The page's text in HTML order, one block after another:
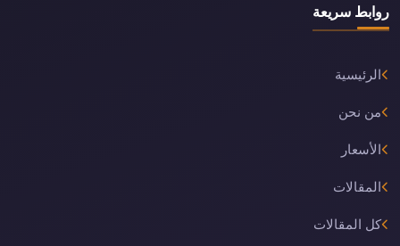
روابط سريعة
الرئيسية
من نحن
الأسعار
المقالات
كل المقالات